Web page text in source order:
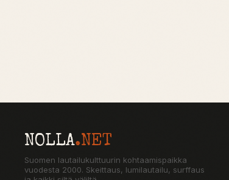
NOLLA.NET
Suomen lautailukulttuurin kohtaamispaikka
vuodesta 2000. Skeittaus, lumilautailu, surffaus